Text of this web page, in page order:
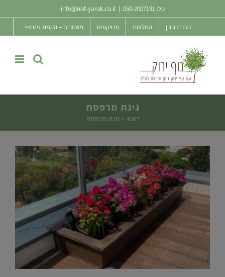
to
טל:050-2007191
info@nof-yarok.co.il
חברת גינון המלצות פרויקטים מאמרים – הקמת גינות
גינת מרפסת
ראשי » גינת מרפסת